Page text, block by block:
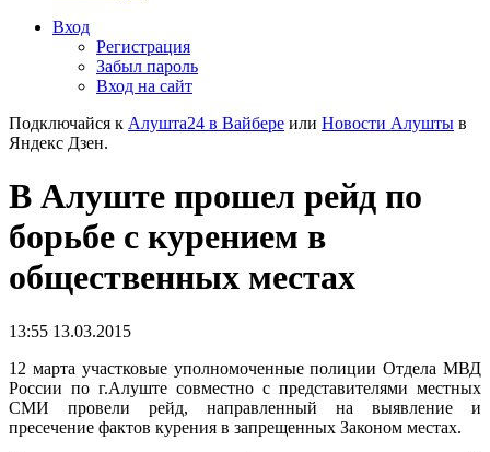
Вход
Регистрация
Забыл пароль
Вход на сайт
Подключайся к Алушта24 в Вайбере или Новости Алушты в
Яндекс Дзен.
В Алуште прошел рейд по
борьбе с курением в
общественных местах
13:55 13.03.2015
12 марта участковые уполномоченные полиции Отдела МВД
России по г.Алуште совместно с представителями местных
СМИ провели рейд, направленный на выявление и
пресечение фактов курения в запрещенных Законом местах.